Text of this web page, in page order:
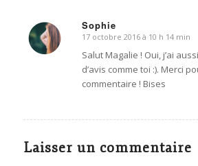
Sophie
dit
:
17 octobre 2016 à 10 h 14 min
Salut Magalie ! Oui, j’ai
d’avis comme toi :). Merci
commentaire ! Bises
Laisser un commentaire